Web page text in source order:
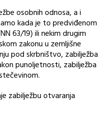
osobnih odnosa, a i
kada je to predviđenom
63/19) ili nekim drugim
zakonu u zemljišne
pod skrbništvo, zabilježba
punoljetnosti, zabilježba
zabilježbu otvaranja